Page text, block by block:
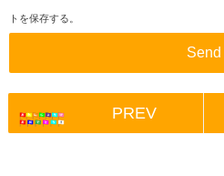
トを保存する。
PREV